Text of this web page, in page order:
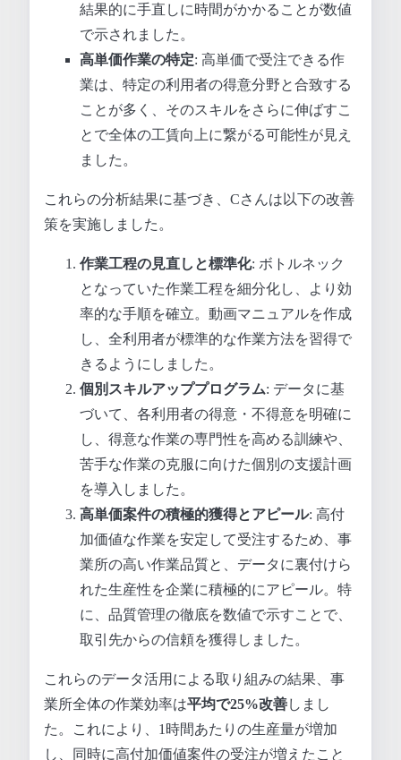
結果的に手直しに時間がかかることが数値
で示されました。
高単価作業の特定: 高単価で受注できる作
業は、特定の利用者の得意分野と合致する
ことが多く、そのスキルをさらに伸ばすこ
とで全体の工賃向上に繋がる可能性が見え
ました。
これらの分析結果に基づき、Cさんは以下の改善
策を実施しました。
作業工程の見直しと標準化: ボトルネック
となっていた作業工程を細分化し、より効
率的な手順を確立。動画マニュアルを作成
し、全利用者が標準的な作業方法を習得で
きるようにしました。
個別スキルアッププログラム: データに基
づいて、各利用者の得意・不得意を明確に
し、得意な作業の専門性を高める訓練や、
苦手な作業の克服に向けた個別の支援計画
を導入しました。
高単価案件の積極的獲得とアピール: 高付
加価値な作業を安定して受注するため、事
業所の高い作業品質と、データに裏付けら
れた生産性を企業に積極的にアピール。特
に、品質管理の徹底を数値で示すことで、
取引先からの信頼を獲得しました。
これらのデータ活用による取り組みの結果、事
業所全体の作業効率は平均で25%改善しまし
た。これにより、1時間あたりの生産量が増加
し、同時に高付加価値案件の受注が増えたこと